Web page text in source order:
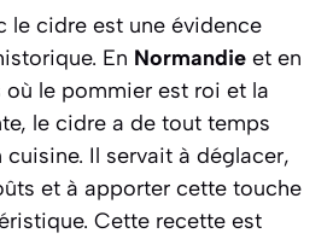
le cidre est une évidence
En Normandie et en
où le pommier est roi et la
le cidre a de tout temps
Il servait à déglacer,
et à apporter cette touche
Cette recette est